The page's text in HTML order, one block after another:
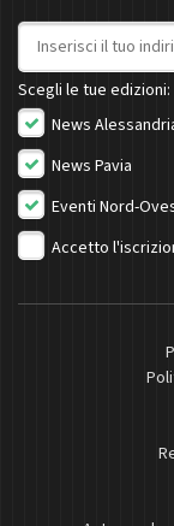
Indirizzo email
Scegli le tue edizioni:
News
News Pavia
Eventi Nord-
Accetto